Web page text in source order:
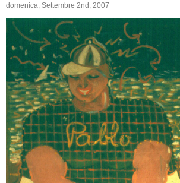
domenica, Settembre 2nd, 2007